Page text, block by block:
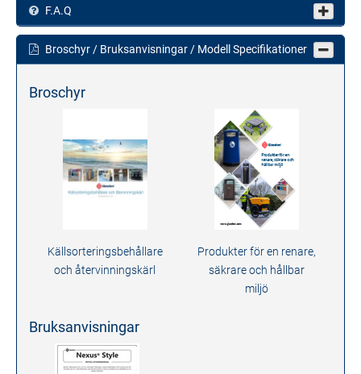
F.A.Q
Broschyr / Bruksanvisningar / Modell Specifikationer
Broschyr
Källsorteringsbehållare
och återvinningskärl
Produkter för en renare,
säkrare och hållbar
miljö
Bruksanvisningar